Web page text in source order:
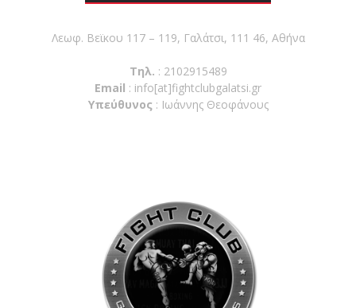
Λεωφ. Βεϊκου 117 – 119, Γαλάτσι, 111 46, Αθήνα
Τηλ. : 2102915489
Email : info[at]fightclubgalatsi.gr
Υπεύθυνος : Ιωάννης Θεοφάνους